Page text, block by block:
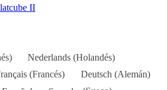
II
) Nederlands(Holandés)
(Francés) Deutsch(Alemán)